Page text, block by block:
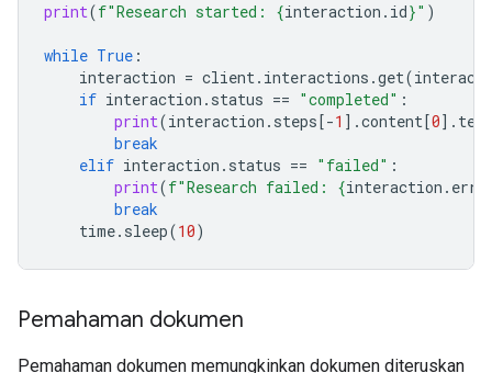
print(f"Research started: {interaction . id}" )
while True :
interaction = client. interactions .get(
if interaction . status == "completed" :
print(interaction . steps[-1 ] .content[0] . text
break
elif interaction . status == "failed" :
print(f"Research failed: {interaction .
break
time. sleep(10)
Pemahaman dokumen
Pemahaman dokumen memungkinkan dokumen diteruskan